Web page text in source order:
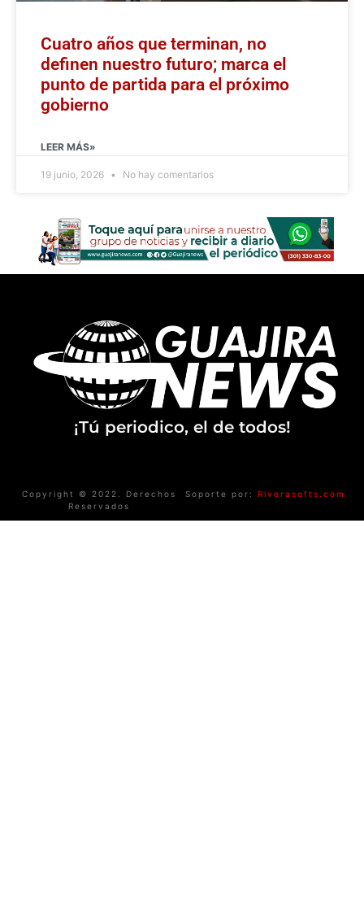
Cuatro años que terminan, no
definen nuestro futuro; marca el
punto de partida para el próximo
gobierno
LEER MÁS»
19 junio, 2026 No hay comentarios
¡Tú periodico, el de todos!
Copyright © 2022. Derechos
Reservados
Soporte por: Riverasofts.com